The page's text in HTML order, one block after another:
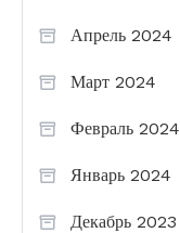
Апрель 2024
Март 2024
Февраль 2024
Январь 2024
Декабрь 2023